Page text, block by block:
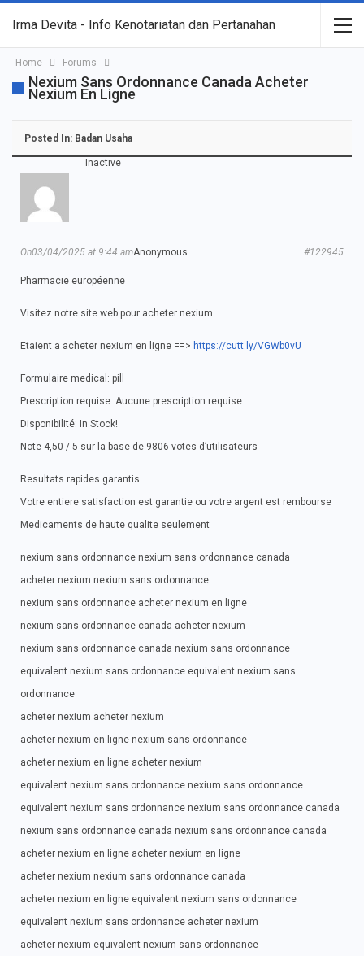
Irma Devita - Info Kenotariatan dan Pertanahan
Home Forums
Nexium Sans Ordonnance Canada Acheter
Nexium En Ligne
Posted In: Badan Usaha
Inactive
Anonymous
On03/04/2025 at 9:44 am #122945
Pharmacie européenne
Visitez notre site web pour acheter nexium
Etaient a acheter nexium en ligne ==> https://cutt.ly/VGWb0vU
Formulaire medical: pill
Prescription requise: Aucune prescription requise
Disponibilité: In Stock!
Note 4,50 / 5 sur la base de 9806 votes d’utilisateurs
Resultats rapides garantis
Votre entiere satisfaction est garantie ou votre argent est rembourse
Medicaments de haute qualite seulement
nexium sans ordonnance nexium sans ordonnance canada
acheter nexium nexium sans ordonnance
nexium sans ordonnance acheter nexium en ligne
nexium sans ordonnance canada acheter nexium
nexium sans ordonnance canada nexium sans ordonnance
equivalent nexium sans ordonnance equivalent nexium sans
ordonnance
acheter nexium acheter nexium
acheter nexium en ligne nexium sans ordonnance
acheter nexium en ligne acheter nexium
equivalent nexium sans ordonnance nexium sans ordonnance
equivalent nexium sans ordonnance nexium sans ordonnance canada
nexium sans ordonnance canada nexium sans ordonnance canada
acheter nexium en ligne acheter nexium en ligne
acheter nexium nexium sans ordonnance canada
acheter nexium en ligne equivalent nexium sans ordonnance
equivalent nexium sans ordonnance acheter nexium
acheter nexium equivalent nexium sans ordonnance